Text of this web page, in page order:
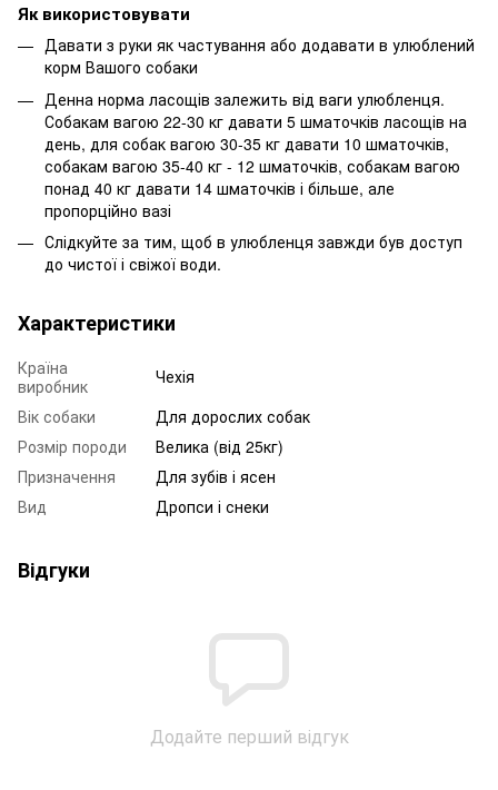
Як використовувати
Давати з руки як частування або додавати в улюблений
корм Вашого собаки
Денна норма ласощів залежить від ваги улюбленця.
Собакам вагою 22-30 кг давати 5 шматочків ласощів на
день, для собак вагою 30-35 кг давати 10 шматочків,
собакам вагою 35-40 кг - 12 шматочків, собакам вагою
понад 40 кг давати 14 шматочків і більше, але
пропорційно вазі
Слідкуйте за тим, щоб в улюбленця завжди був доступ
до чистої і свіжої води.
Характеристики
Країна
виробник
Чехія
Вік собаки
Для дорослих собак
Розмір породи
Велика (від 25кг)
Призначення
Для зубів і ясен
Вид
Дропси і снеки
Відгуки
Додайте перший відгук